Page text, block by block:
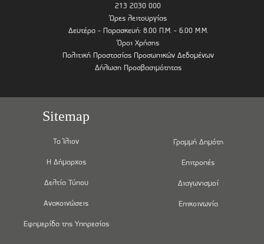
213 2030 000
Ώρες λειτουργίας
Δευτέρα - Παρασκευή: 8.00 Π.Μ. - 6.00 Μ.Μ.
Όροι Χρήσης
Πολιτική Προστασίας Προσωπικών Δεδομένων
Δήλωση Προσβασιμότητας
Sitemap
Το Ίλιον
Η Δήμαρχος
Δελτία Τύπου
Ανακοινώσεις
Εφημερίδα της Υπηρεσίας
Γραμμή Δημότη
Επιτροπές
Διαγωνισμοί
Επικοινωνία